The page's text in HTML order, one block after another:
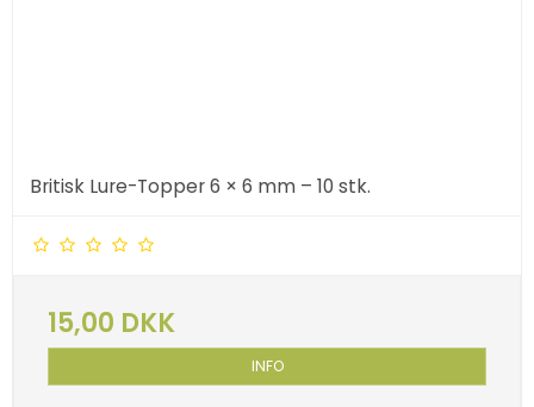
Britisk Lure-Topper 6 × 6 mm – 10 stk.
15,00 DKK
INFO